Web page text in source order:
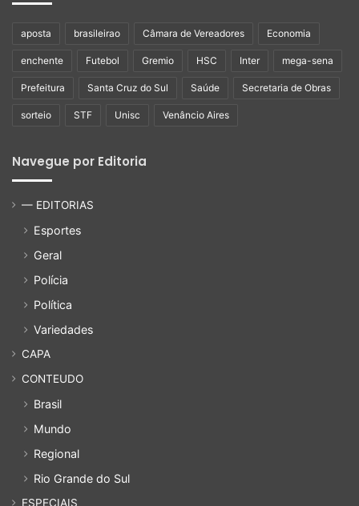
aposta brasileirao Câmara de Vereadores Economia
enchente Futebol Gremio HSC Inter mega-sena
Prefeitura Santa Cruz do Sul Saúde Secretaria de Obras
sorteio STF Unisc Venâncio Aires
Navegue por Editoria
— EDITORIAS
Esportes
Geral
Polícia
Política
Variedades
CAPA
CONTEUDO
Brasil
Mundo
Regional
Rio Grande do Sul
ESPECIAIS